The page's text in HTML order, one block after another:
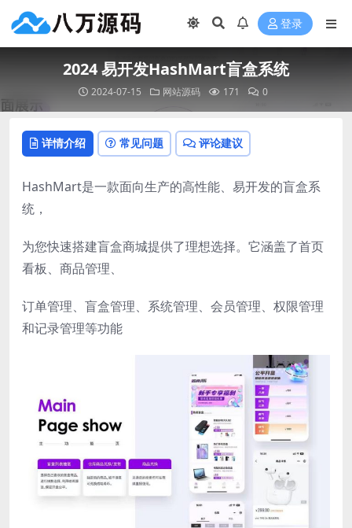
登录
2024 易开发HashMart盲盒系统
2024-07-15 网站源码 171 0
详情介绍 常见问题 评论建议
HashMart是一款面向生产的高性能、易开发的盲盒系
统，
为您快速搭建盲盒商城提供了理想选择。它涵盖了首页
看板、商品管理、
订单管理、盲盒管理、系统管理、会员管理、权限管理
和记录管理等功能